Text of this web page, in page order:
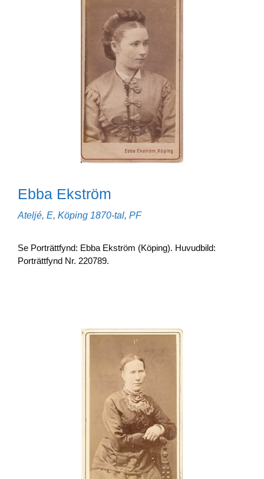
Ebba Ekström
Kategorier
Ateljé, E, Köping Etiketter
1870-tal, PF
Se Porträttfynd: Ebba Ekström (Köping). Huvudbild:
Porträttfynd Nr. 220789.